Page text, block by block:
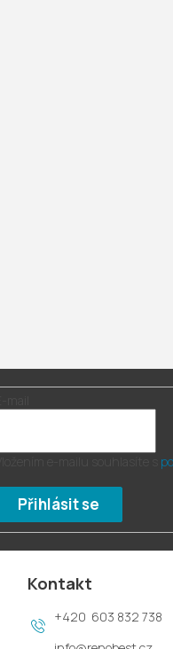
Přihlásit se
Kontakt
603 832 738